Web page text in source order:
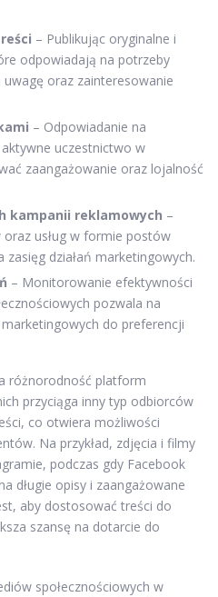
– Publikując oryginalne i
odpowiadają na potrzeby
oraz zainteresowanie
– Odpowiadanie na
uczestnictwo w
zaangażowanie oraz lojalność
kampanii reklamowych –
usług w formie postów
działań marketingowych.
– Monitorowanie efektywności
pozwala na
do preferencji
różnorodność platform
przyciąga inny typ odbiorców
co otwiera możliwości
Na przykład, zdjęcia i filmy
podczas gdy Facebook
długie opisy i zaangażowane
aby dostosować treści do
szansę na dotarcie do
społecznościowych w